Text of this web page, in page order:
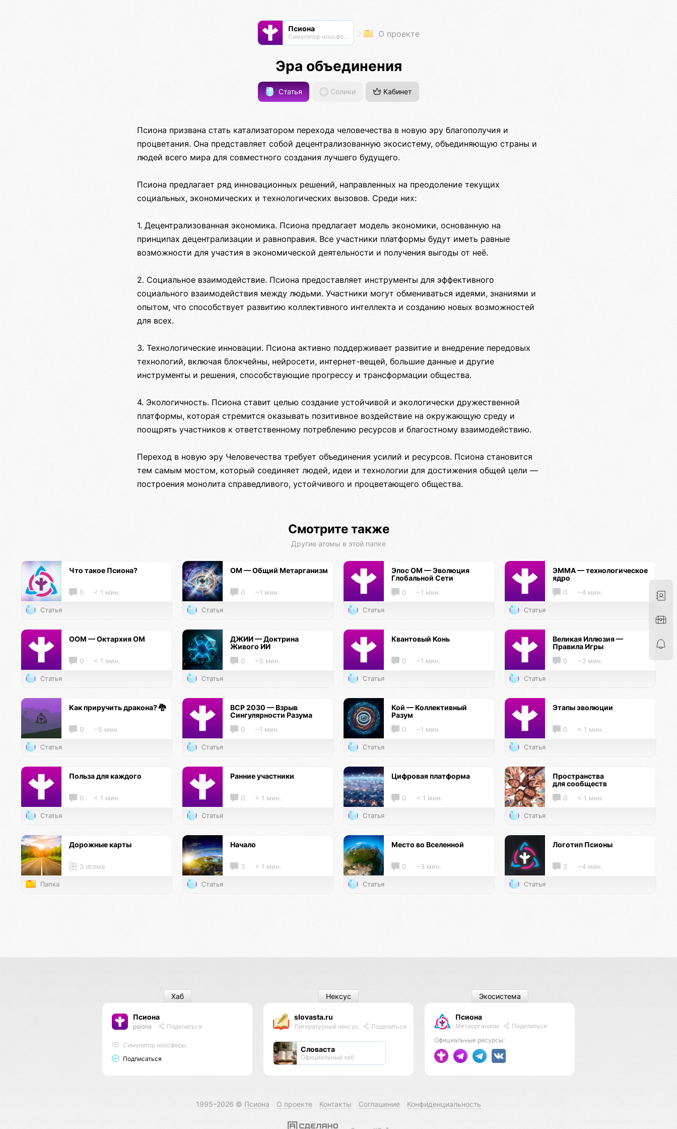
Псиона
Cимулятор ноосферы О проекте
Эра объединения
Статья Солики Кабинет
Псиона призвана стать катализатором перехода человечества в новую эру благополучия и
процветания. Она представляет собой децентрализованную экосистему, объединяющую страны и
людей всего мира для совместного создания лучшего будущего.
Псиона предлагает ряд инновационных решений, направленных на преодоление текущих
социальных, экономических и технологических вызовов. Среди них:
1. Децентрализованная экономика. Псиона предлагает модель экономики, основанную на
принципах децентрализации и равноправия. Все участники платформы будут иметь равные
возможности для участия в экономической деятельности и получения выгоды от неё.
2. Социальное взаимодействие. Псиона предоставляет инструменты для эффективного
социального взаимодействия между людьми. Участники могут обмениваться идеями, знаниями и
опытом, что способствует развитию коллективного интеллекта и созданию новых возможностей
для всех.
3. Технологические инновации. Псиона активно поддерживает развитие и внедрение передовых
технологий, включая блокчейны, нейросети, интернет-вещей, большие данные и другие
инструменты и решения, способствующие прогрессу и трансформации общества.
4. Экологичность. Псиона ставит целью создание устойчивой и экологически дружественной
платформы, которая стремится оказывать позитивное воздействие на окружающую среду и
поощрять участников к ответственному потреблению ресурсов и благостному взаимодействию.
Переход в новую эру Человечества требует объединения усилий и ресурсов. Псиона становится
тем самым мостом, который соединяет людей, идеи и технологии для достижения общей цели —
построения монолита справедливого, устойчивого и процветающего общества.
Смотрите также
Другие атомы в этой папке
Что такое Псиона?
0 < 1 мин.
Статья
ОМ — Общий Метарганизм
0 ~1 мин.
Статья
Эпос ОМ — Эволюция
Глобальной Сети
0 ~1 мин.
Статья
ЭММА — технологическое
ядро
0 ~4 мин.
Статья
ООМ — Октархия ОМ
0 < 1 мин.
Статья
ДЖИИ — Доктрина
Живого ИИ
0 ~5 мин.
Статья
Квантовый Конь
0 ~1 мин.
Статья
Великая Иллюзия —
Правила Игры
0 ~3 мин.
Статья
Как приручить дракона? 🐉
0 ~5 мин.
Статья
ВСР 2030 — Взрыв
Сингулярности Разума
0 ~1 мин.
Статья
Кой — Коллективный
Разум
0 ~1 мин.
Статья
Этапы эволюции
0 < 1 мин.
Статья
Польза для каждого
0 < 1 мин.
Статья
Ранние участники
0 < 1 мин.
Статья
Цифровая платформа
0 < 1 мин.
Статья
Пространства
для сообществ
0 < 1 мин.
Статья
Дорожные карты
3 атома
Папка
Начало
3 < 1 мин.
Статья
Место во Вселенной
0 ~3 мин.
Статья
Логотип Псионы
2 ~4 мин.
Статья
Псиона
psiona Поделиться
Cимулятор ноосферы
Подписаться
Хаб
slovasta.ru
Литературный нексус Поделиться
Словаста
Официальный хаб
Нексус
Псиона
Метаорганизм
Поделиться
Официальные ресурсы:
Экосистема
1995–2026 © Псиона О проекте Контакты Соглашение Конфиденциальность